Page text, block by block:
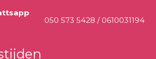
050 573 5428 / 0610031194